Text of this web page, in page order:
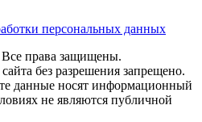
персональных данных
права защищены.
без разрешения запрещено.
данные носят информационный
не являются публичной